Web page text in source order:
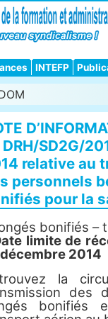
INTEFP
DRH/SD2G/
relative au
personnels
pour la
bonifiés –
limite de
2014
la
des
bonifiés